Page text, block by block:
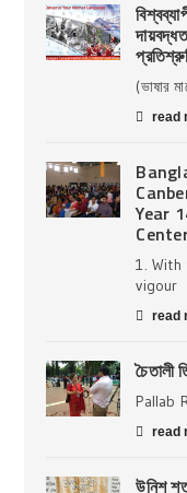
(ভাষার
read
Year
1.
vigour
read
চৈতালী
Pallab
read
উনিশ